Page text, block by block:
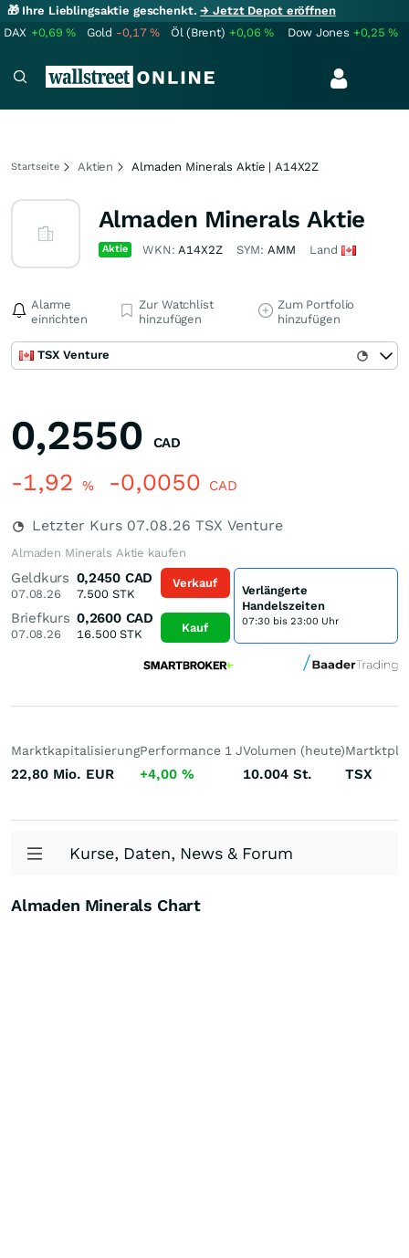
🎁 Ihre Lieblingsaktie geschenkt.→ Jetzt Depot eröffnen
DAX +0,69% Gold -0,17% Öl (Brent) +0,06% Dow Jones +0,25%
Startseite Aktien Almaden Minerals Aktie | A14X2Z
Almaden Minerals Aktie
Aktie WKN:A14X2Z SYM: AMM Land
Alarme
einrichten
Zur Watchlist
hinzufügen
Zum Portfolio
hinzufügen
TSX Venture
0,2550 CAD
-1,92 % -0,0050 CAD
Letzter Kurs 07.08.26 TSX Venture
Almaden Minerals Aktie kaufen
Geldkurs
07.08.26
0,2450 CAD
7.500STK
Briefkurs
07.08.26
0,2600 CAD
16.500STK
Verkauf
Kauf
Verlängerte
Handelszeiten
07:30 bis 23:00 Uhr
Marktkapitalisierung
22,80 Mio. EUR
Performance 1 J
+4,00 %
Volumen (heute)
10.004 St. TSX
Kurse, Daten, News & Forum
Almaden Minerals Chart